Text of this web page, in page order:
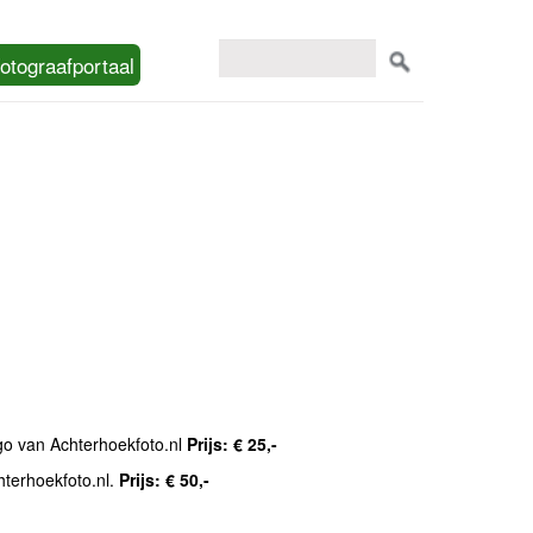
van Achterhoekfoto.nl Prijs: € 25,-
Prijs: € 50,-